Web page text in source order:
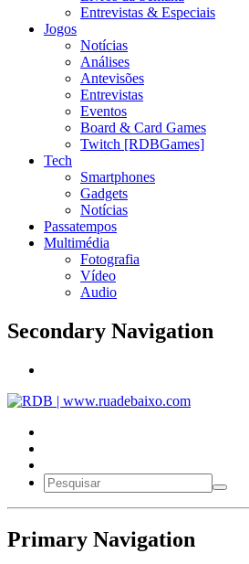
Entrevistas & Especiais
Jogos
Notícias
Análises
Antevisões
Entrevistas
Eventos
Board & Card Games
Twitch [RDBGames]
Tech
Smartphones
Gadgets
Notícias
Passatempos
Multimédia
Fotografia
Vídeo
Audio
Secondary Navigation
Primary Navigation